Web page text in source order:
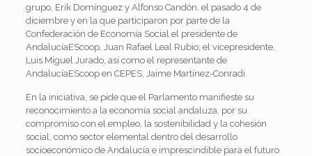
grupo, Erik Domínguez y Alfonso Candón, el pasado 4 de
diciembre y en la que participaron por parte de la
Confederación de Economía Social el presidente de
AndalucíaEScoop, Juan Rafael Leal Rubio; el vicepresidente,
Luis Miguel Jurado, así como el representante de
AndalucíaEScoop en CEPES, Jaime Martínez-Conradi.
En la iniciativa, se pide que el Parlamento manifieste su
reconocimiento a la economía social andaluza, por su
compromiso con el empleo, la sostenibilidad y la cohesión
social, como sector elemental dentro del desarrollo
socioeconómico de Andalucía e imprescindible para el futuro